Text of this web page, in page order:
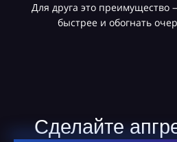
Для друга это
быстрее и обогнать
Сделайте